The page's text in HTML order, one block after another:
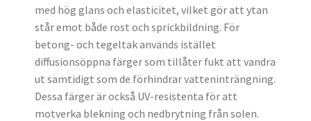
med hög glans och elasticitet, vilket gör att ytan
står emot både rost och sprickbildning. För
betong- och tegeltak används istället
diffusionsöppna färger som tillåter fukt att vandra
ut samtidigt som de förhindrar vatteninträngning.
Dessa färger är också UV-resistenta för att
motverka blekning och nedbrytning från solen.